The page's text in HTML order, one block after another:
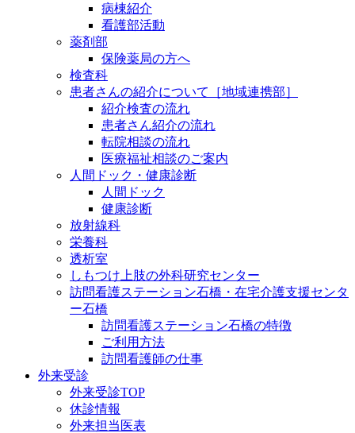
病棟紹介
看護部活動
薬剤部
保険薬局の方へ
検査科
患者さんの紹介について［地域連携部］
紹介検査の流れ
患者さん紹介の流れ
転院相談の流れ
医療福祉相談のご案内
人間ドック・健康診断
人間ドック
健康診断
放射線科
栄養科
透析室
しもつけ上肢の外科研究センター
訪問看護ステーション石橋・在宅介護支援センタ
ー石橋
訪問看護ステーション石橋の特徴
ご利用方法
訪問看護師の仕事
外来受診
外来受診TOP
休診情報
外来担当医表